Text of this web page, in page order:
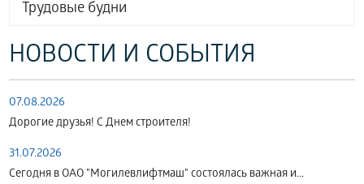
Трудовые будни
НОВОСТИ И СОБЫТИЯ
07.08.2026
Дорогие друзья! С Днем строителя!
31.07.2026
Сегодня в ОАО "Могилевлифтмаш" состоялась важная и...